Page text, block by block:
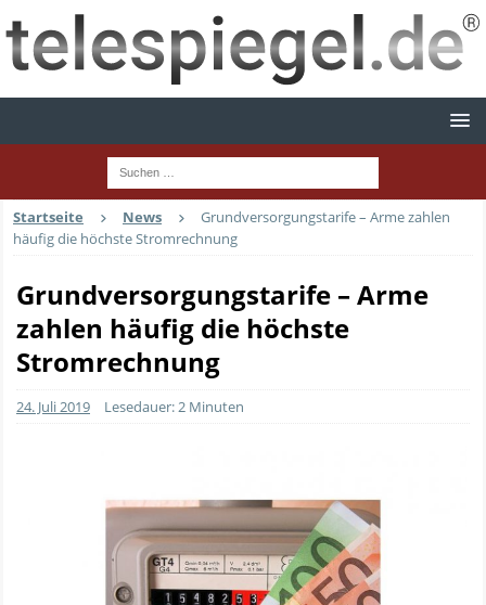
Startseite News
Grundversorgungstarife – Arme zahlen
häufig die höchste Stromrechnung
Grundversorgungstarife – Arme
zahlen häufig die höchste
Stromrechnung
24. Juli 2019 Lesedauer: 2 Minuten